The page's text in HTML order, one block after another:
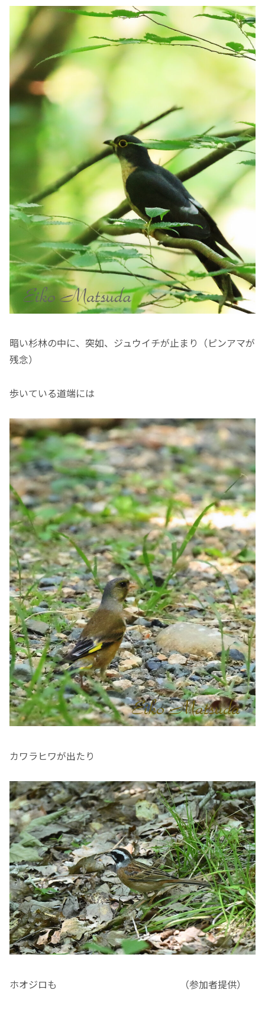
暗い杉林の中に、突如、ジュウイチが止まり（ピンアマが
残念）
歩いている道端には
カワラヒワが出たり
ホオジロも （参加者提供）